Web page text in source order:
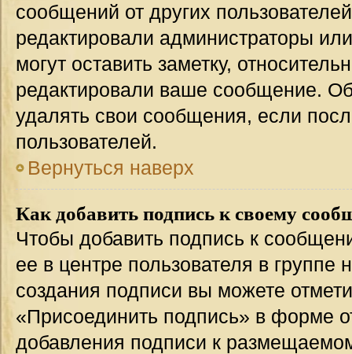
сообщений от других
редактировали администраторы
могут оставить заметку,
редактировали ваше сообщение.
удалять свои сообщения, если
пользователей.
Вернуться наверх
Как добавить подпись к своему
Чтобы добавить подпись к
ее в центре пользователя в
создания подписи вы можете
«Присоединить подпись» в форме
добавления подписи к